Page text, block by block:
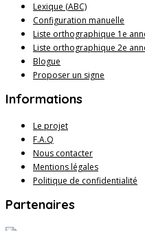
Lexique (ABC)
Configuration manuelle
Liste orthographique 1e
Liste orthographique 2e
Blogue
Proposer un signe
Informations
Le projet
F.A.Q
Nous contacter
Mentions légales
Politique de confidentialité
Partenaires